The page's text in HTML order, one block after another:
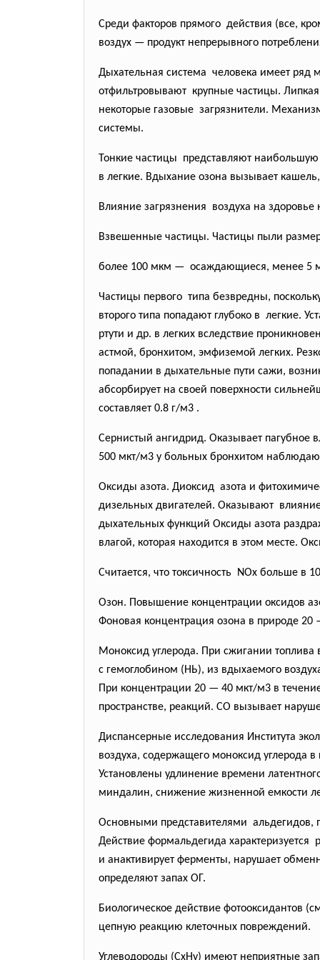
Среди факторов прямого действия (все,
воздух — продукт непрерывного
Дыхательная система человека имеет ряд
отфильтровывают крупные частицы. Липкая
некоторые газовые загрязнители.
системы.
Тонкие частицы представляют наибольшую
в легкие. Вдыхание озона вызывает
Влияние загрязнения воздуха на
Взвешенные частицы. Частицы пыли
более 100 мкм — осаждающиеся, менее 5
Частицы первого типа безвредны,
второго типа попадают глубоко в легкие.
ртути и др. в легких вследствие
астмой, бронхитом, эмфиземой легких.
попадании в дыхательные пути сажи,
абсорбирует на своей поверхности
составляет 0.8 г/м3 .
Сернистый ангидрид. Оказывает пагубное
500 мкт/м3 у больных бронхитом
Оксиды азота. Диоксид азота и
дизельных двигателей. Оказывают
дыхательных функций Оксиды азота
влагой, которая находится в этом месте.
Считается, что токсичность NOx больше в
Озон. Повышение концентрации оксидов
Фоновая концентрация озона в природе
Моноксид углерода. При сжигании топлива
с гемоглобином (НЬ), из вдыхаемого
При концентрации 20 — 40 мкт/м3 в
пространстве, реакций. СО вызывает
Диспансерные исследования Института
воздуха, содержащего моноксид углерода
Установлены удлинение времени
миндалин, снижение жизненной емкости
Основными представителями альдегидов,
Действие формальдегида
и анактивирует ферменты, нарушает
определяют запах ОГ.
Биологическое действие фотооксидантов
цепную реакцию клеточных повреждений.
Углеводороды (СxНy) имеют неприятные